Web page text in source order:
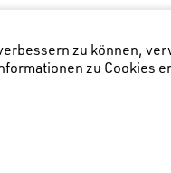
zu können,
zu Cookies